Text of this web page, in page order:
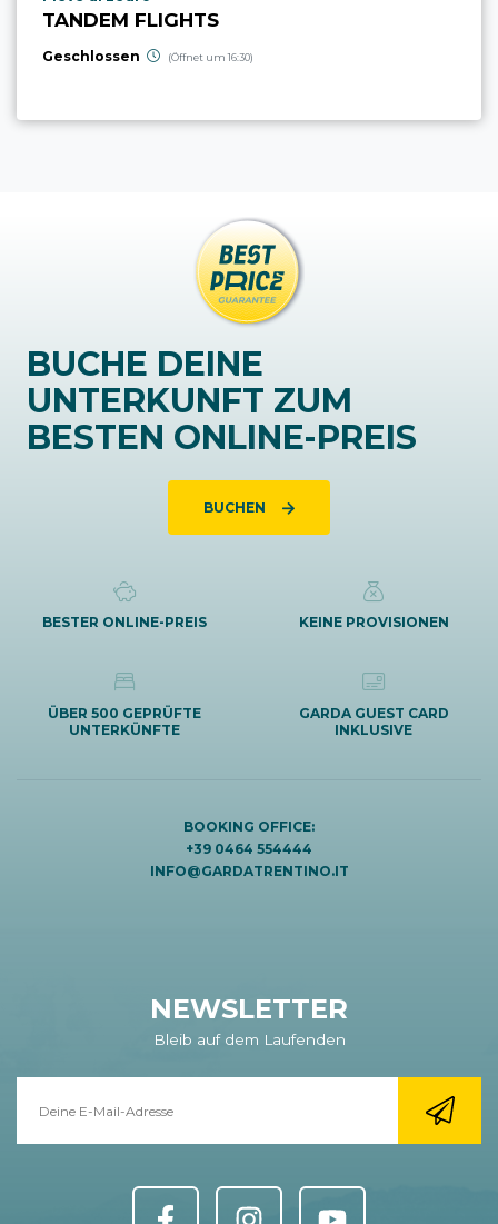
TANDEM FLIGHTS
Geschlossen (Öffnet um 16:30)
BUCHE DEINE
UNTERKUNFT ZUM
BESTEN ONLINE-PREIS
BUCHEN
BESTER ONLINE-PREIS KEINE PROVISIONEN
ÜBER 500 GEPRÜFTE
UNTERKÜNFTE
GARDA GUEST CARD
INKLUSIVE
BOOKING OFFICE:
+39 0464 554444
INFO@GARDATRENTINO.IT
NEWSLETTER
Bleib auf dem Laufenden